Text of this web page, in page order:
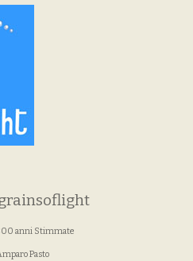
anni Stimmate
Pasto